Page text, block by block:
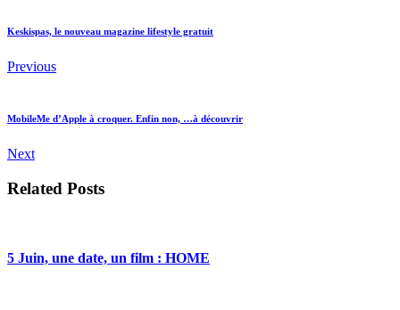
Keskispas, le nouveau magazine lifestyle gratuit
Previous
MobileMe d’Apple à croquer. Enfin non, …à découvrir
Next
Related Posts
5 Juin, une date, un film : HOME